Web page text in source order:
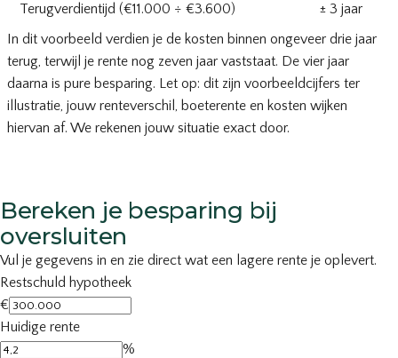
Terugverdientijd (€11.000 ÷ €3.600)
± 3 jaar
In dit voorbeeld verdien je de kosten binnen ongeveer drie jaar
terug, terwijl je rente nog zeven jaar vaststaat. De vier jaar
daarna is pure besparing. Let op: dit zijn voorbeeldcijfers ter
illustratie, jouw renteverschil, boeterente en kosten wijken
hiervan af. We rekenen jouw situatie exact door.
Bereken je besparing bij
oversluiten
Vul je gegevens in en zie direct wat een lagere rente je oplevert.
Restschuld hypotheek
€
Huidige rente
%